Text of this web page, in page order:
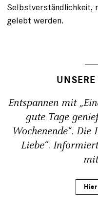
Selbstverständlichkeit,
gelebt werden.
Entspannen mit
gute Tage
Wochenende“.
Liebe“.